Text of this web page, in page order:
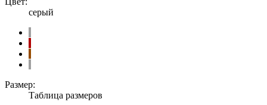
серый
Размер:
Таблица размеров